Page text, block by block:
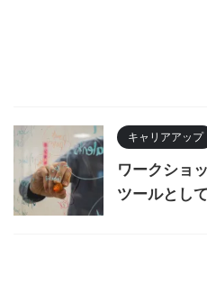
キャリアアップ
ワークショ
ツールとし